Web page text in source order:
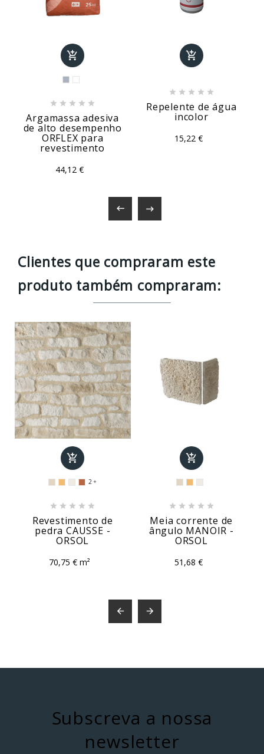

    
Argamassa adesiva
de alto desempenho
ORFLEX para
revestimento
44,12 €

    
Repelente de água
incolor
15,22 €
 
Clientes que compraram este
produto também compraram:

2 
    
Revestimento de
pedra CAUSSE -
ORSOL
70,75 € m²

    
Meia corrente de
ângulo MANOIR -
ORSOL
51,68 €
 
Subscreva a nossa
newsletter